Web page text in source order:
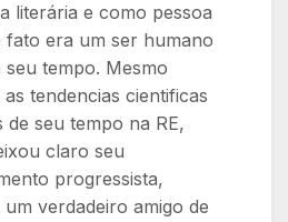
literária e como pessoa
fato era um ser humano
seu tempo. Mesmo
tendencias cientificas
de seu tempo na RE,
claro seu
progressista,
um verdadeiro amigo de